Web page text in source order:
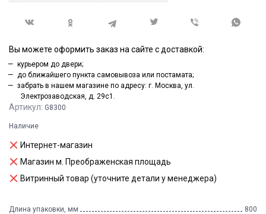
Артикул: G8300
Наличие
Интернет-магазин
Магазин м. Преображенская площадь
Витринный товар (уточните детали у менеджера)
Длина упаковки, мм
800
Вы можете оформить заказ на сайте с доставкой:
курьером до двери;
до ближайшего пункта самовывоза или постамата;
забрать в нашем магазине по адресу: г. Москва, ул.
Электрозаводская, д. 29с1.